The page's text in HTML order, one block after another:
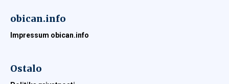
obican.info
Impressum obican.info
Ostalo